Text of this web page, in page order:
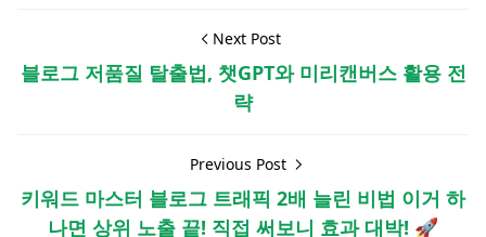
Next Post
블로그 저품질 탈출법, 챗GPT와 미리캔버스 활용 전
략
Previous Post
키워드 마스터 블로그 트래픽 2배 늘린 비법 이거 하
나면 상위 노출 끝! 직접 써보니 효과 대박! 🚀